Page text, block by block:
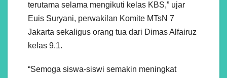
terutama selama mengikuti kelas KBS,” ujar
Euis Suryani, perwakilan Komite MTsN 7
Jakarta sekaligus orang tua dari Dimas Alfairuz
kelas 9.1.
“Semoga siswa-siswi semakin meningkat